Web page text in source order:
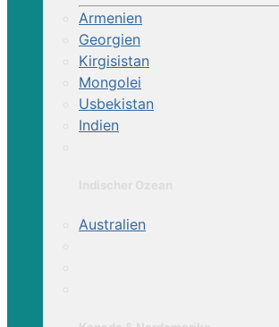
Armenien
Georgien
Kirgisistan
Mongolei
Usbekistan
Indien
Australien